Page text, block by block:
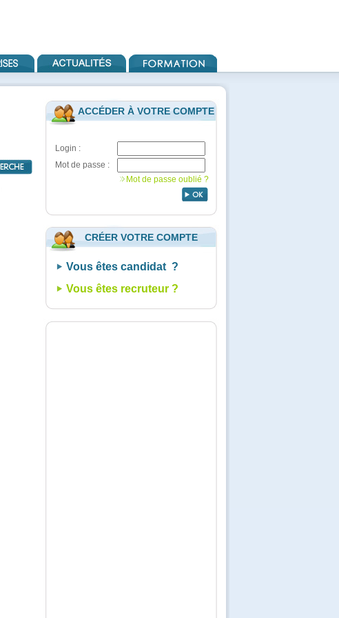
ACCÉDER À VOTRE COMPTE
Login :
Mot de passe :
Mot de passe oublié ?
CRÉER VOTRE COMPTE
Vous êtes candidat ?
Vous êtes recruteur ?